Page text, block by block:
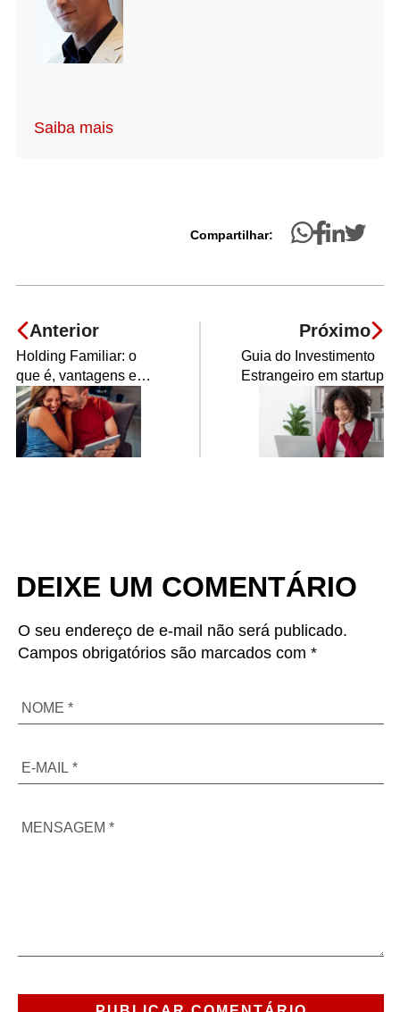
Saiba mais
Compartilhar:
Anterior
Holding Familiar: o
que é, vantagens e
como abrir a sua
Próximo
Guia do Investimento
Estrangeiro em startup
DEIXE UM COMENTÁRIO
O seu endereço de e-mail não será publicado.
Campos obrigatórios são marcados com *